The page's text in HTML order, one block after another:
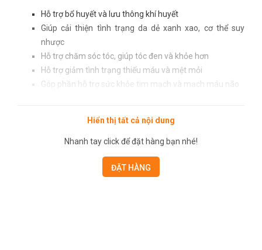
Hỗ trợ bổ huyết và lưu thông khí huyết
Giúp cải thiện tình trạng da dẻ xanh xao, cơ thể suy
nhược
Hỗ trợ chăm sóc tóc, giúp tóc đen và khỏe hơn
Hỗ trợ giảm tình trạng thiếu máu và mệt mỏi
Góp phần hỗ trợ sức khỏe tim mạch và mạch máu não
Sản phẩm từ Nam Hải Vương
Nam Hải Vương luôn hướng đến chất lượng và uy tín trong
từng sản phẩm, mang đến giải pháp chăm sóc sức khỏe từ
Hiển thị tất cả nội dung
Nhanh tay click để đặt hàng bạn nhé!
ĐẶT HÀNG